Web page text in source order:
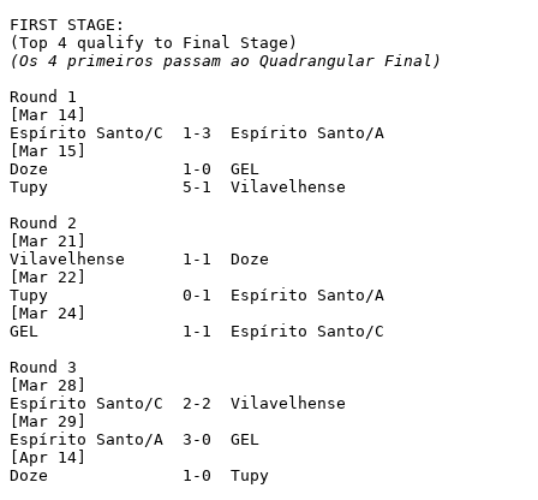
FIRST STAGE:
(Os 4 primeiros passam ao Quadrangular Final)
Round 1
[Mar 14]
Espírito Santo/C  1-3  Espírito Santo/A
[Mar 15]
Doze		  1-0  GEL
Tupy		  5-1  Vilavelhense
Round 2
[Mar 21]
Vilavelhense	  1-1  Doze
[Mar 22]
Tupy		  0-1  Espírito Santo/A
[Mar 24]
GEL		  1-1  Espírito Santo/C
Round 3
[Mar 28]
Espírito Santo/C  2-2  Vilavelhense
[Mar 29]
Espírito Santo/A  3-0  GEL
[Apr 14]
Doze		  1-0  Tupy